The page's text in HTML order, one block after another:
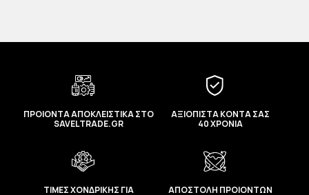
κατασκευής αποτρέπουν το μπέρδεμα
εύκολο στην αποθήκευση.
Ανθεκτική Κατασκευή:
Συνδυασμός
μεγάλη διάρκεια ζωής και προστασία
Τεχνικά Χαρακτηριστικά:
Κωδικός Προϊόντος:CAM30-CS1.
ΠΡΟΙΟΝΤΑ ΑΠΟΚΛΕΙΣΤΙΚΑ ΣΤΟ
SAVELTRADE.GR
ΑΞΙΟΠΙΣΤΑ ΚΟΝΤΑ ΣΑΣ
40 ΧΡΟΝΙΑ
ΤΙΜΕΣ ΧΟΝΔΡΙΚΗΣ ΓΙΑ
ΑΠΟΣΤΟΛΗ ΠΡΟΙΟΝΤΩΝ